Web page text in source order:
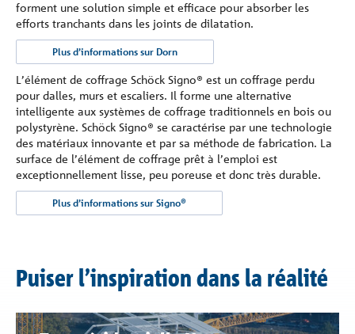
forment une solution simple et efficace pour absorber les
efforts tranchants dans les joints de dilatation.
Plus d’informations sur Dorn
L’élément de coffrage Schöck Signo® est un coffrage perdu
pour dalles, murs et escaliers. Il forme une alternative
intelligente aux systèmes de coffrage traditionnels en bois ou
polystyrène. Schöck Signo® se caractérise par une technologie
des matériaux innovante et par sa méthode de fabrication. La
surface de l’élément de coffrage prêt à l’emploi est
exceptionnellement lisse, peu poreuse et donc très durable.
Plus d’informations sur Signo®
Puiser l’inspiration dans la réalité